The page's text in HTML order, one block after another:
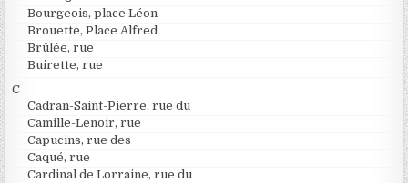
Bourgeois, place Léon
Brouette, Place Alfred
Brûlée, rue
Buirette, rue
C
Cadran-Saint-Pierre, rue du
Camille-Lenoir, rue
Capucins, rue des
Caqué, rue
Cardinal de Lorraine, rue du